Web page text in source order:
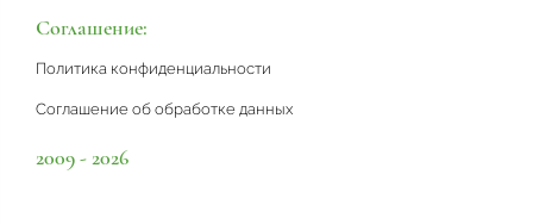
Соглашение:
Политика конфиденциальности
Соглашение об обработке данных
2009 - 2026